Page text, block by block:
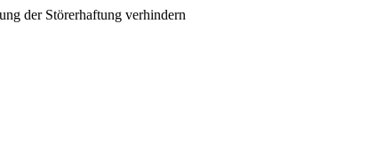
der Störerhaftung verhindern